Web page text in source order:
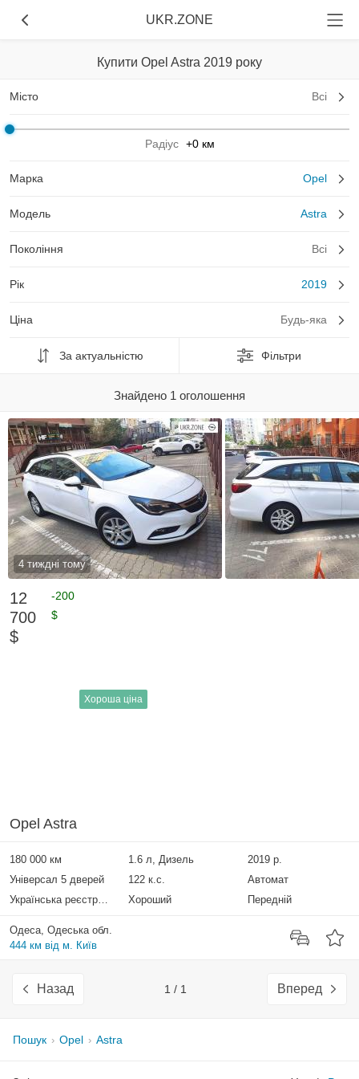
UKR.ZONE
Купити Opel Astra 2019 року
Місто Всі
Радіус +0 км
Марка Opel
Модель Astra
Покоління Всі
Рік 2019
Ціна Будь-яка
За актуальністю Фільтри
Знайдено 1 оголошення
4 тиждні тому
12
700
$
-200
$
Хороша ціна
Opel Astra
180 000 км 1.6 л, Дизель
2019 р.
Універсал 5 дверей
122 к.с.
Автомат
Українська реєстрація
Хороший Передній
Одеса, Одеська обл.
444 км від м. Київ
Назад 1 / 1 Вперед
Пошук Opel Astra